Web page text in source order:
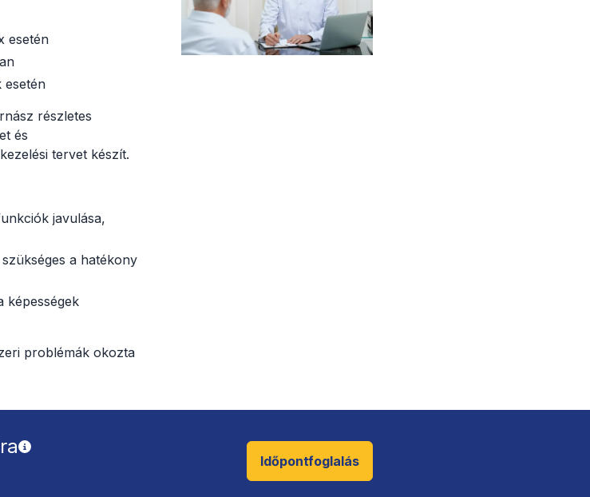
esetén
esetén
részletes
és
tervet készít.
javulása,
a hatékony
képességek
problémák okozta
Időpontfoglalás